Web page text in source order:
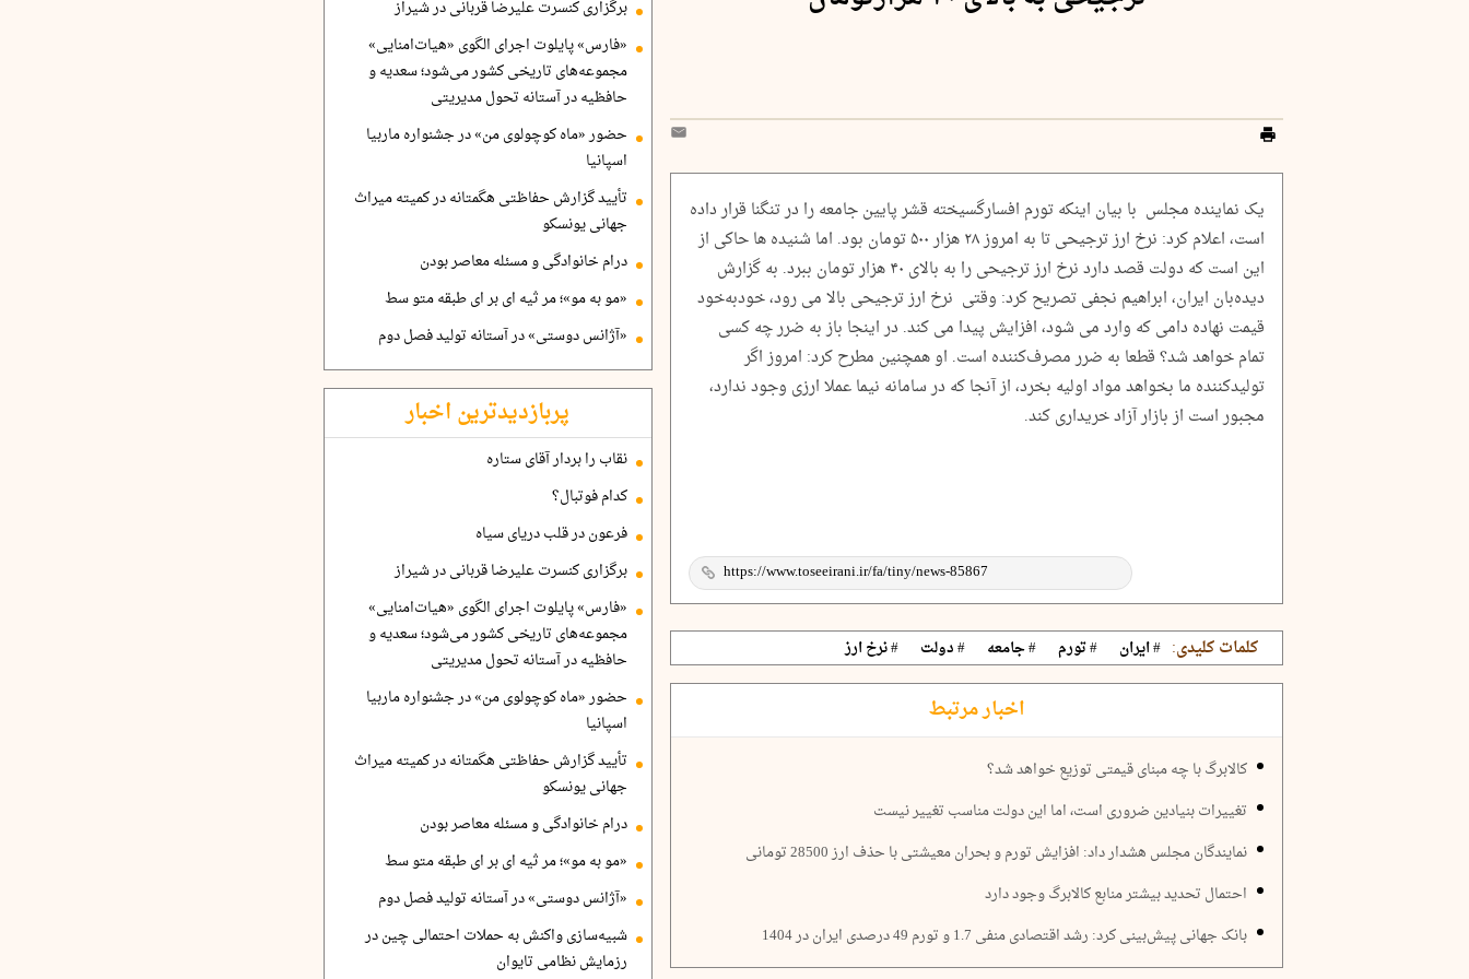
یک نماینده مجلس با بیان اینکه تورم افسارگسیخته قشر پایین جامعه را در تنگنا قرار داده
است، اعلام کرد: نرخ ارز ترجیحی تا به امروز ۲۸ هزار ۵۰۰ تومان بود. اما شنیده ها حاکی از
این است که دولت قصد دارد نرخ ارز ترجیحی را به بالای ۴۰ هزار تومان ببرد. به گزارش
دیده‌بان ایران، ابراهیم نجفی تصریح کرد: وقتی نرخ ارز ترجیحی بالا می رود، خودبه‌خود
قیمت نهاده دامی که وارد می شود، افزایش پیدا می کند. در اینجا باز به ضرر چه کسی
تمام خواهد شد؟ قطعا به ضرر مصرف‌کننده است. او همچنین مطرح کرد: امروز اگر
تولیدکننده ما بخواهد مواد اولیه بخرد، از آنجا که در سامانه نیما عملا ارزی وجود ندارد،
مجبور است از بازار آزاد خریداری کند.
کلمات کلیدی: # ایران # تورم # جامعه # دولت # نرخ ارز
اخبار مرتبط
کالابرگ با چه مبنای قیمتی توزیع خواهد شد؟
تغییرات بنیادین ضروری است، اما این دولت مناسب تغییر نیست
نمایندگان مجلس هشدار داد: افزایش تورم و بحران معیشتی با حذف ارز 28500 تومانی
احتمال تحدید بیشتر منابع کالابرگ وجود دارد
بانک جهانی پیش‌بینی کرد: رشد اقتصادی منفی 1.7 و تورم 49 درصدی ایران در 1404
برگزاری کنسرت علیرضا قربانی در شیراز
«فارس» پایلوت اجرای الگوی «هیات‌امنایی»
مجموعه‌های تاریخی کشور می‌شود؛ سعدیه و
حافظیه در آستانه تحول مدیریتی
حضور «ماه کوچولوی من» در جشنواره ماربیا
اسپانیا
تأیید گزارش حفاظتی هگمتانه در کمیته میراث
جهانی یونسکو
درام خانوادگی و مسئله معاصر بودن
«مو به مو»؛ مر ثیه ای بر ای طبقه متو سط
«آژانس دوستی» در آستانه تولید فصل دوم
پربازدیدترین اخبار
نقاب را بردار آقای ستاره
کدام فوتبال؟
فرعون در قلب دریای سیاه
برگزاری کنسرت علیرضا قربانی در شیراز
«فارس» پایلوت اجرای الگوی «هیات‌امنایی»
مجموعه‌های تاریخی کشور می‌شود؛ سعدیه و
حافظیه در آستانه تحول مدیریتی
حضور «ماه کوچولوی من» در جشنواره ماربیا
اسپانیا
تأیید گزارش حفاظتی هگمتانه در کمیته میراث
جهانی یونسکو
درام خانوادگی و مسئله معاصر بودن
«مو به مو»؛ مر ثیه ای بر ای طبقه متو سط
«آژانس دوستی» در آستانه تولید فصل دوم
شبیه‌سازی واکنش به حملات احتمالی چین در
رزمایش نظامی تایوان